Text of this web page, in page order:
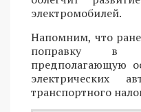
электромобилей.
Напомним, что
поправку в
предполагающую
электрических
транспортного